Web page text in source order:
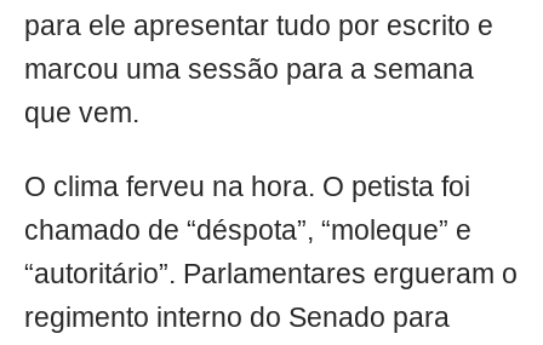
para ele apresentar tudo por escrito e
marcou uma sessão para a semana
que vem.
O clima ferveu na hora. O petista foi
chamado de “déspota”, “moleque” e
“autoritário”. Parlamentares ergueram o
regimento interno do Senado para